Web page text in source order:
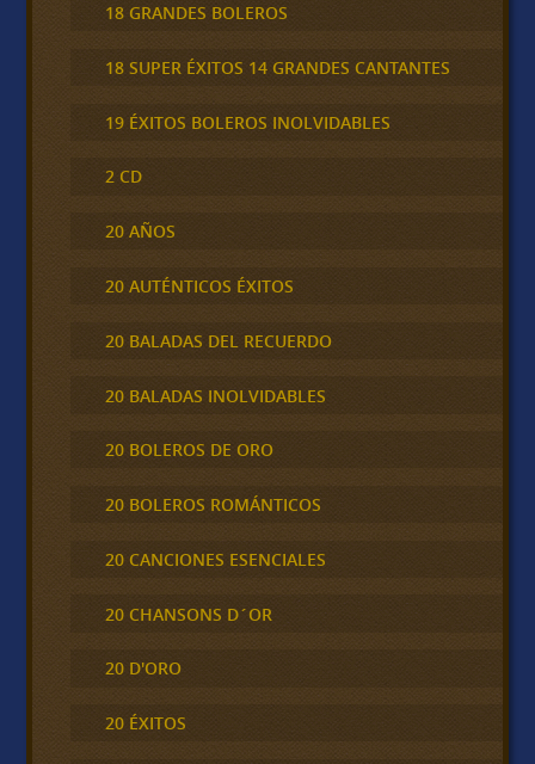
18 GRANDES BOLEROS
18 SUPER ÉXITOS 14 GRANDES CANTANTES
19 ÉXITOS BOLEROS INOLVIDABLES
2 CD
20 AÑOS
20 AUTÉNTICOS ÉXITOS
20 BALADAS DEL RECUERDO
20 BALADAS INOLVIDABLES
20 BOLEROS DE ORO
20 BOLEROS ROMÁNTICOS
20 CANCIONES ESENCIALES
20 CHANSONS D´OR
20 D'ORO
20 ÉXITOS